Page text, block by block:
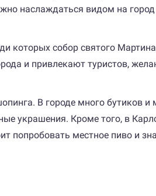
наслаждаться видом на
которых собор святого
и привлекают туристов,
В городе много бутиков и
украшения. Кроме того, в
попробовать местное пиво и